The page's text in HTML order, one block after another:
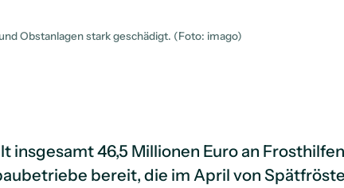
Obstanlagen stark geschädigt. (Foto: imago)
insgesamt 46,5 Millionen Euro an
bereit, die im April von